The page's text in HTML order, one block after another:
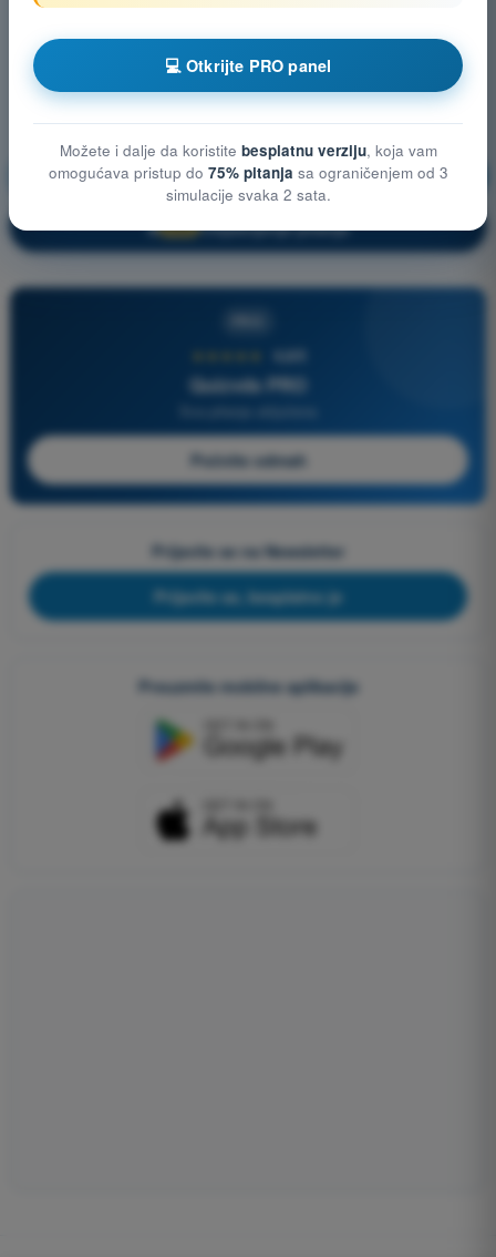
Meteorologija Vežbanje!
🔒 PRO Objašnjenje pitanja
4,6/5
Quizvds PRO
Počnite odmah
Prijavite se na Newsletter
Prijavite se, besplatno je
Preuzmite mobilne aplikacije
💻 Otkrijte PRO panel
Možete i dalje da koristite besplatnu verziju, koja vam
omogućava pristup do 75% pitanja sa ograničenjem od 3
simulacije svaka 2 sata.